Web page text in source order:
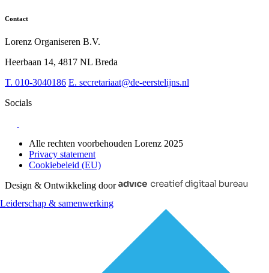
Leiderschap & samenwerking
Over BiancAI
Digitalisering
Leiderschap & samenwerking
Sociaal domein
Contact
Lorenz Organiseren B.V.
Heerbaan 14, 4817 NL Breda
T. 010-3040186 E. secretariaat@de-eerstelijns.nl
Socials
Alle rechten voorbehouden Lorenz 2025
Privacy statement
Cookiebeleid (EU)
Design & Ontwikkeling door